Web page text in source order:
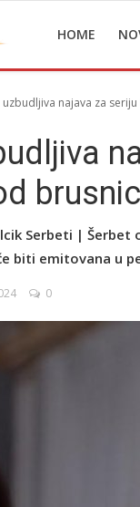
HOME
uzbudljiva najava za
Serbeti | Šerbet
biti emitovana u
0